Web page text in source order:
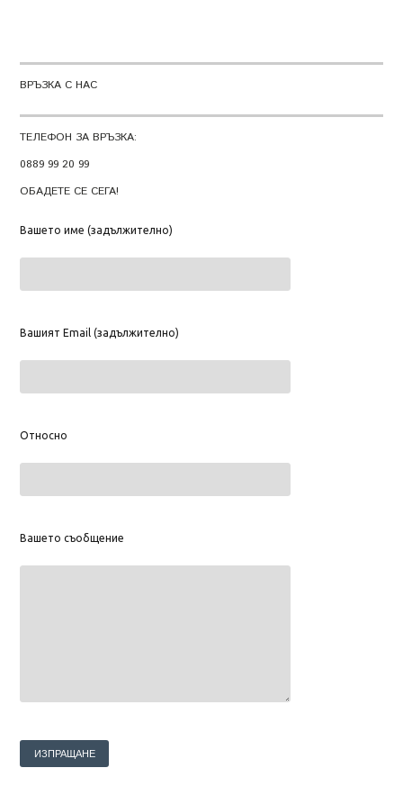
ВРЪЗКА С НАС
ТЕЛЕФОН ЗА ВРЪЗКА:
0889 99 20 99
ОБАДЕТЕ СЕ СЕГА!
Вашето име (задължително)
Вашият Email (задължително)
Относно
Вашето съобщение